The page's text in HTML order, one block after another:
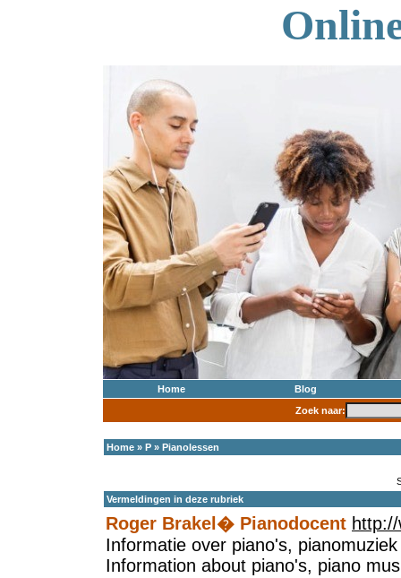
Home
Blog
Zoek naar:
Home » P » Pianolessen
Vermeldingen in deze rubriek
Roger Brakel� Pianodocent
Informatie over piano's,
Information about piano's, piano